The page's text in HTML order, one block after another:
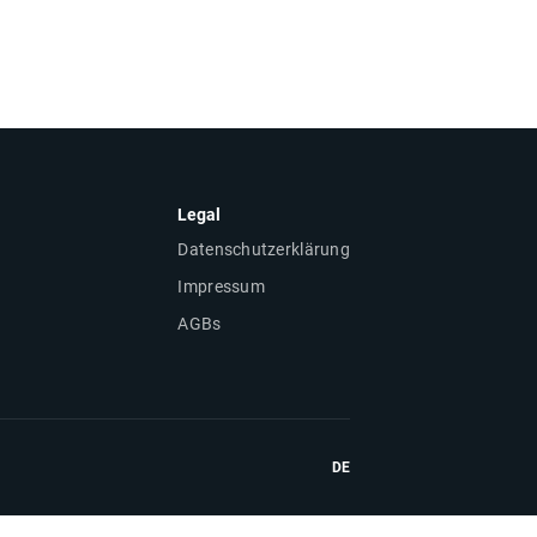
Legal
Datenschutzerklärung
Impressum
AGBs
DE